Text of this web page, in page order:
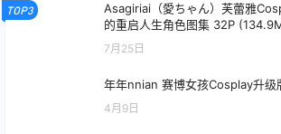
TOP3
Asagiriai（愛ちゃん）芙蕾雅
的重启人生角色图集 32P
7月25日
年年nnian 赛博女孩Cosplay升级
4月9日